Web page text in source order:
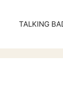
TALKING